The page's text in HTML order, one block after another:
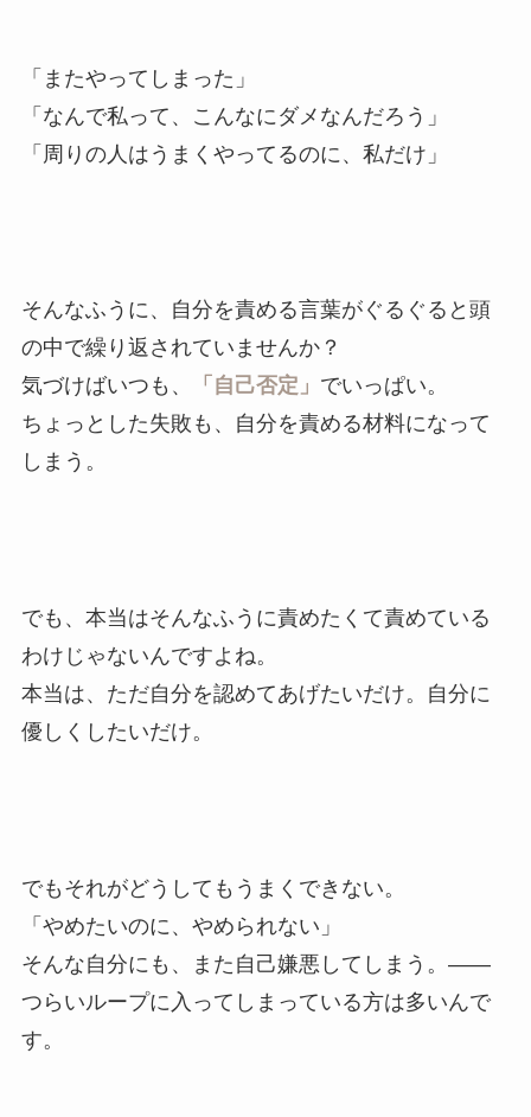
「またやってしまった」
「なんで私って、こんなにダメなんだろう」
「周りの人はうまくやってるのに、私だけ」
そんなふうに、自分を責める言葉がぐるぐると頭
の中で繰り返されていませんか？
気づけばいつも、
「自己否定」 でいっぱい。
ちょっとした失敗も、自分を責める材料になって
しまう。
でも、本当はそんなふうに責めたくて責めている
わけじゃないんですよね。
本当は、ただ自分を認めてあげたいだけ。自分に
優しくしたいだけ。
でもそれがどうしてもうまくできない。
「やめたいのに、やめられない」
そんな自分にも、また自己嫌悪してしまう。――
つらいループに入ってしまっている方は多いんで
す。